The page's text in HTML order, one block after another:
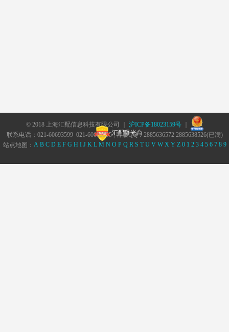
© 2018 上海汇配信息科技有限公司 ｜ 沪ICP备18023159号｜
汇配曝光台
联系电话：021-60693599 021-60693555 | 客服QQ：2885636572 2885638526(已满)
站点地图： A B C D E F G H I J K L M N O P Q R S T U V W X Y Z 0 1 2 3 4 5 6 7 8 9